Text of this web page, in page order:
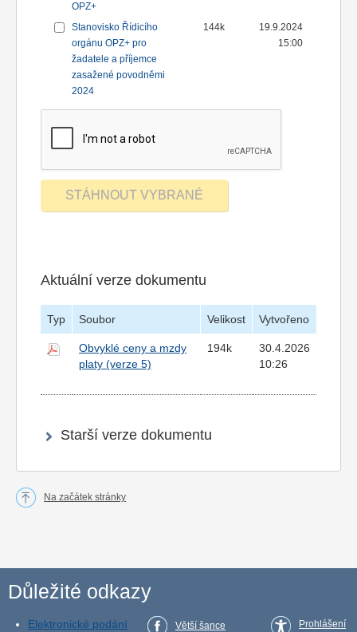
OPZ+
Stanovisko Řídicího
orgánu OPZ+ pro
žadatele a příjemce
zasažené povodněmi
2024
144k
19.9.2024
15:00
Aktuální verze dokumentu
Typ Soubor Velikost Vytvořeno
Obvyklé ceny a mzdy
platy (verze 5)
194k
30.4.2026
10:26
Starší verze dokumentu
Na začátek stránky
Důležité odkazy
Elektronické podání
Větší šance
Prohlášení